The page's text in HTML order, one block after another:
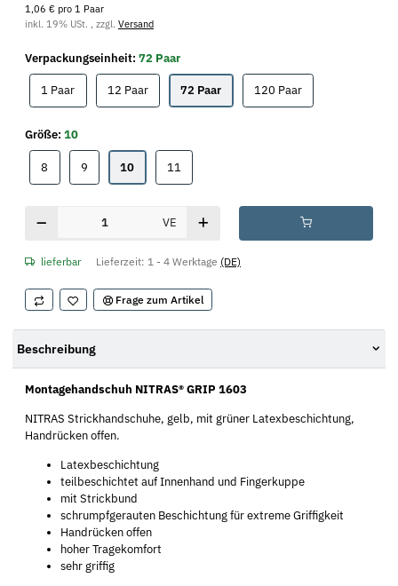
1,06 € pro 1 Paar
inkl. 19% USt. , zzgl. Versand
Verpackungseinheit: 72 Paar
1 Paar1 Paar 12 Paar12 Paar72 Paar72 Paar120 Paar120 Paar
Größe: 10
8 99 1010 11
VE
lieferbar Lieferzeit: 1 - 4 Werktage (DE)
Frage zum Artikel
Beschreibung
Montagehandschuh NITRAS® GRIP 1603
NITRAS Strickhandschuhe, gelb, mit grüner Latexbeschichtung,
Handrücken offen.
Latexbeschichtung
teilbeschichtet auf Innenhand und Fingerkuppe
mit Strickbund
schrumpfgerauten Beschichtung für extreme Griffigkeit
Handrücken offen
hoher Tragekomfort
sehr griffig